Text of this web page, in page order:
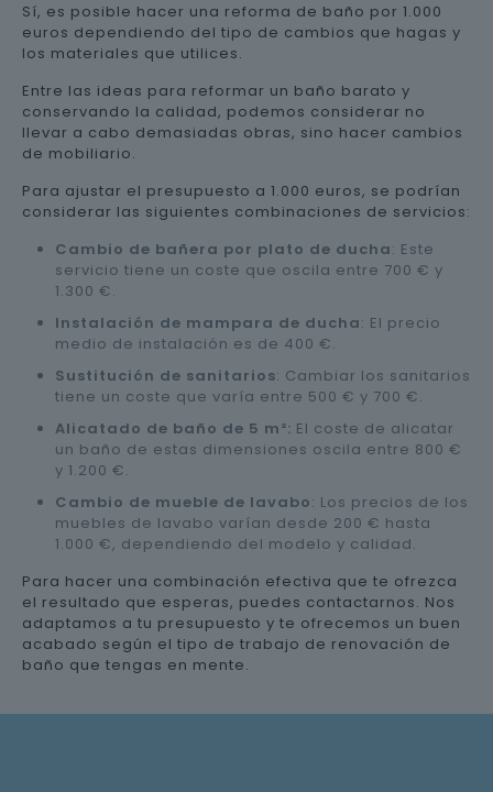
Sí, es posible hacer una reforma de baño por 1.000
euros dependiendo del tipo de cambios que hagas y
los materiales que utilices.
Entre las ideas para reformar un baño barato y
conservando la calidad, podemos considerar no
llevar a cabo demasiadas obras, sino hacer cambios
de mobiliario.
Para ajustar el presupuesto a 1.000 euros, se podrían
considerar las siguientes combinaciones de servicios:
Cambio de bañera por plato de ducha: Este
servicio tiene un coste que oscila entre 700 € y
1.300 €.
Instalación de mampara de ducha: El precio
medio de instalación es de 400 €.
Sustitución de sanitarios: Cambiar los sanitarios
tiene un coste que varía entre 500 € y 700 €.
Alicatado de baño de 5 m²: El coste de alicatar
un baño de estas dimensiones oscila entre 800 €
y 1.200 €.
Cambio de mueble de lavabo: Los precios de los
muebles de lavabo varían desde 200 € hasta
1.000 €, dependiendo del modelo y calidad.
Para hacer una combinación efectiva que te ofrezca
el resultado que esperas, puedes contactarnos. Nos
adaptamos a tu presupuesto y te ofrecemos un buen
acabado según el tipo de trabajo de renovación de
baño que tengas en mente.